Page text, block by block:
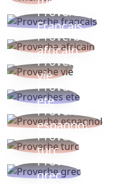
Proverbe
Français
Proverbe
africain
Proverbe
vie
Proverbes
ete
Proverbe
espagnol
Proverbe
turc
Proverbe
grec